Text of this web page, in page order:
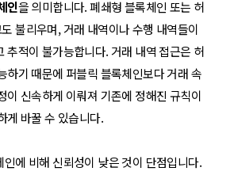
인을 의미합니다. 폐쇄형 블록체인 또는 허
불리우며, 거래 내역이나 수행 내역들이
추적이 불가능합니다. 거래 내역 접근은 허
하기 때문에 퍼블릭 블록체인보다 거래 속
이 신속하게 이뤄져 기존에 정해진 규칙이
게 바꿀 수 있습니다.
에 비해 신뢰성이 낮은 것이 단점입니다.